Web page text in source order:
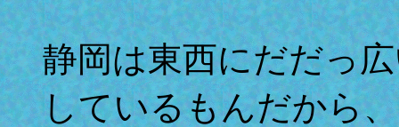
静岡は東西にだだっ
しているもんだから